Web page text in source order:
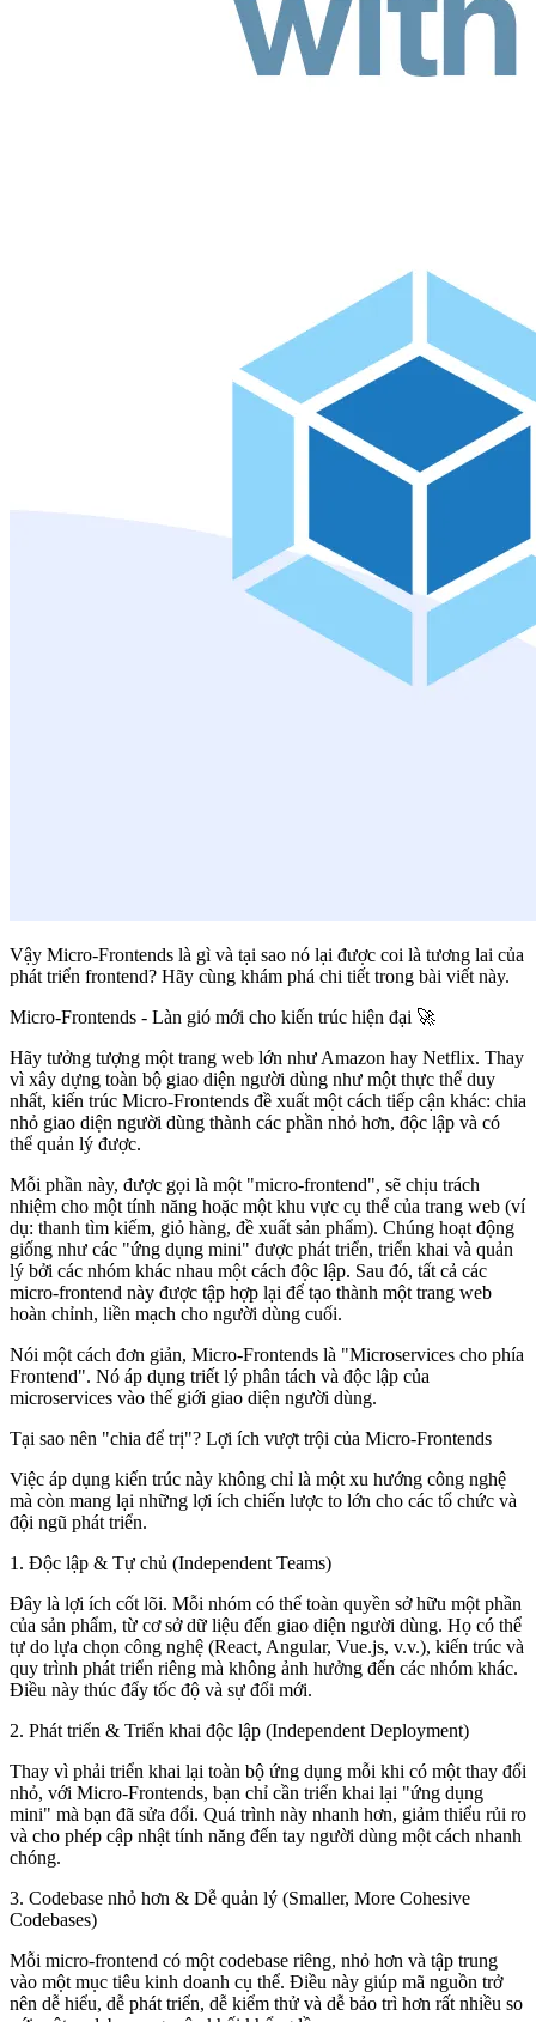
Vậy Micro-Frontends là gì và tại sao nó lại được coi là tương lai của
phát triển frontend? Hãy cùng khám phá chi tiết trong bài viết này.
Micro-Frontends - Làn gió mới cho kiến trúc hiện đại 🚀
Hãy tưởng tượng một trang web lớn như Amazon hay Netflix. Thay
vì xây dựng toàn bộ giao diện người dùng như một thực thể duy
nhất, kiến trúc Micro-Frontends đề xuất một cách tiếp cận khác: chia
nhỏ giao diện người dùng thành các phần nhỏ hơn, độc lập và có
thể quản lý được.
Mỗi phần này, được gọi là một "micro-frontend", sẽ chịu trách
nhiệm cho một tính năng hoặc một khu vực cụ thể của trang web (ví
dụ: thanh tìm kiếm, giỏ hàng, đề xuất sản phẩm). Chúng hoạt động
giống như các "ứng dụng mini" được phát triển, triển khai và quản
lý bởi các nhóm khác nhau một cách độc lập. Sau đó, tất cả các
micro-frontend này được tập hợp lại để tạo thành một trang web
hoàn chỉnh, liền mạch cho người dùng cuối.
Nói một cách đơn giản, Micro-Frontends là "Microservices cho phía
Frontend". Nó áp dụng triết lý phân tách và độc lập của
microservices vào thế giới giao diện người dùng.
Tại sao nên "chia để trị"? Lợi ích vượt trội của Micro-Frontends
Việc áp dụng kiến trúc này không chỉ là một xu hướng công nghệ
mà còn mang lại những lợi ích chiến lược to lớn cho các tổ chức và
đội ngũ phát triển.
1. Độc lập & Tự chủ (Independent Teams)
Đây là lợi ích cốt lõi. Mỗi nhóm có thể toàn quyền sở hữu một phần
của sản phẩm, từ cơ sở dữ liệu đến giao diện người dùng. Họ có thể
tự do lựa chọn công nghệ (React, Angular, Vue.js, v.v.), kiến trúc và
quy trình phát triển riêng mà không ảnh hưởng đến các nhóm khác.
Điều này thúc đẩy tốc độ và sự đổi mới.
2. Phát triển & Triển khai độc lập (Independent Deployment)
Thay vì phải triển khai lại toàn bộ ứng dụng mỗi khi có một thay đổi
nhỏ, với Micro-Frontends, bạn chỉ cần triển khai lại "ứng dụng
mini" mà bạn đã sửa đổi. Quá trình này nhanh hơn, giảm thiểu rủi ro
và cho phép cập nhật tính năng đến tay người dùng một cách nhanh
chóng.
3. Codebase nhỏ hơn & Dễ quản lý (Smaller, More Cohesive
Codebases)
Mỗi micro-frontend có một codebase riêng, nhỏ hơn và tập trung
vào một mục tiêu kinh doanh cụ thể. Điều này giúp mã nguồn trở
nên dễ hiểu, dễ phát triển, dễ kiểm thử và dễ bảo trì hơn rất nhiều so